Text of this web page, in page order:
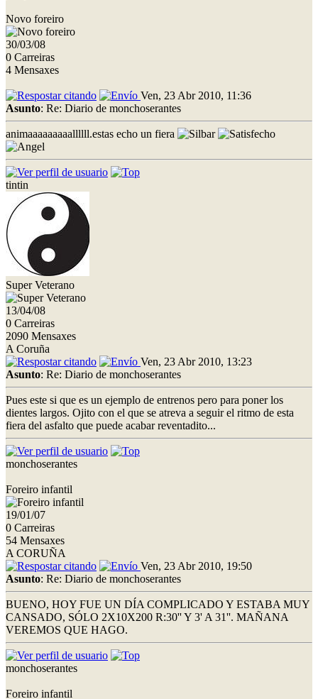
Novo foreiro
30/03/08
0 Carreiras
4 Mensaxes
Ven, 23 Abr 2010, 11:36
Asunto: Re: Diario de monchoserantes
animaaaaaaaaallllll.estas echo un fiera
tintin
Super Veterano
13/04/08
0 Carreiras
2090 Mensaxes
A Coruña
Ven, 23 Abr 2010, 13:23
Asunto: Re: Diario de monchoserantes
Pues este si que es un ejemplo de entrenos pero para poner los
dientes largos. Ojito con el que se atreva a seguir el ritmo de esta
fiera del asfalto que puede acabar reventadito...
monchoserantes
Foreiro infantil
19/01/07
0 Carreiras
54 Mensaxes
A CORUÑA
Ven, 23 Abr 2010, 19:50
Asunto: Re: Diario de monchoserantes
BUENO, HOY FUE UN DÍA COMPLICADO Y ESTABA MUY
CANSADO, SÓLO 2X10X200 R:30'' Y 3' A 31''. MAÑANA
VEREMOS QUE HAGO.
monchoserantes
Foreiro infantil